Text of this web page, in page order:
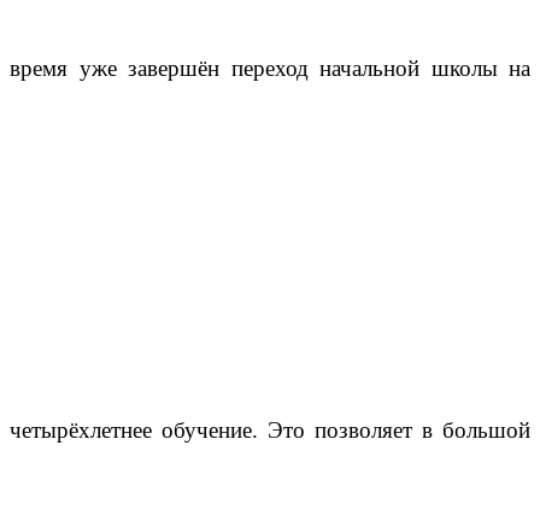
время уже завершён переход начальной школы на
четырёхлетнее обучение. Это позволяет в большой